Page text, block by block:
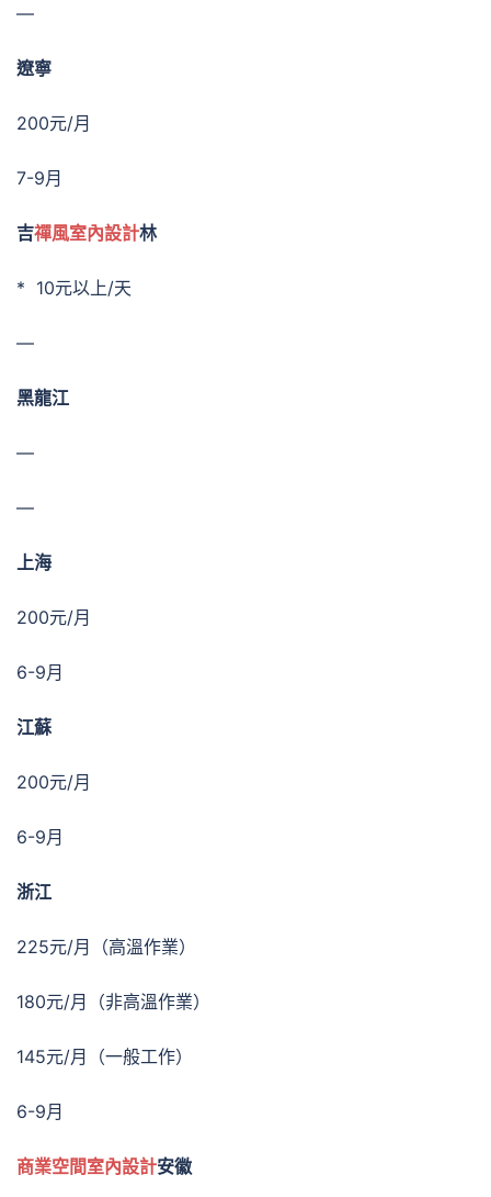
—
遼寧
200元/月
7-9月
吉禪風室內設計林
* 10元以上/天
—
黑龍江
—
—
上海
200元/月
6-9月
江蘇
200元/月
6-9月
浙江
225元/月（高溫作業）
180元/月（非高溫作業）
145元/月（一般工作）
6-9月
商業空間室內設計安徽